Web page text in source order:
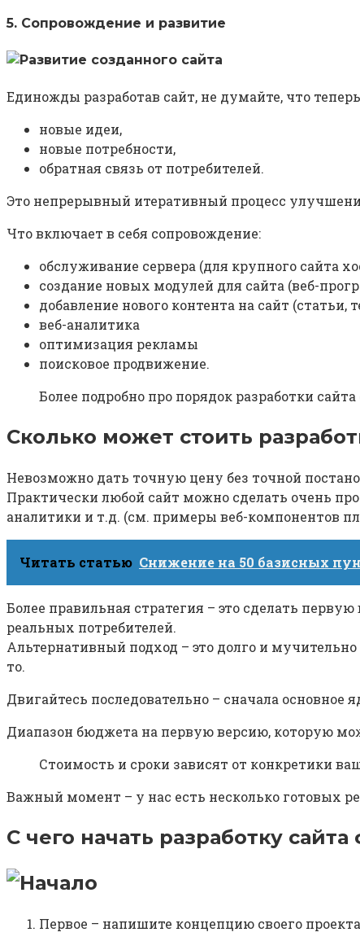
5. Сопровождение и развитие
Единожды разработав сайт, не думайте, что
новые идеи,
новые потребности,
обратная связь от потребителей.
Это непрерывный итеративный процесс
Что включает в себя сопровождение:
обслуживание сервера (для крупного сайта
создание новых модулей для сайта (веб-
добавление нового контента на сайт
веб-аналитика
оптимизация рекламы
поисковое продвижение.
Более подробно про порядок разработки
Сколько может стоить
Невозможно дать точную цену без точной
Практически любой сайт можно сделать очень
аналитики и т.д. (см. примеры веб-компонентов
Читать статью Снижение на 50 базисных
Более правильная стратегия – это сделать
реальных потребителей.
Альтернативный подход – это долго и
то.
Двигайтесь последовательно – сначала
Диапазон бюджета на первую версию, которую
Стоимость и сроки зависят от конкретики
Важный момент – у нас есть несколько готовых
С чего начать разработку
Первое – напишите концепцию своего